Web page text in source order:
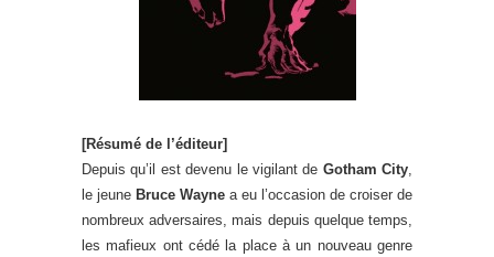
[Résumé de l’éditeur]
Depuis qu’il est devenu le vigilant de Gotham City,
le jeune Bruce Wayne a eu l’occasion de croiser de
nombreux adversaires, mais depuis quelque temps,
les mafieux ont cédé la place à un nouveau genre